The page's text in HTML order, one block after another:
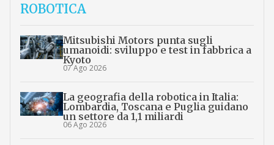
ROBOTICA
Mitsubishi Motors punta sugli
umanoidi: sviluppo e test in fabbrica a
Kyoto
07 Ago 2026
La geografia della robotica in Italia:
Lombardia, Toscana e Puglia guidano
un settore da 1,1 miliardi
06 Ago 2026